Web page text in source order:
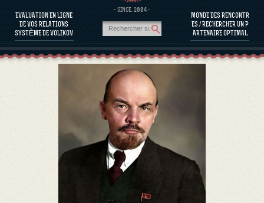
EVALUATION EN LIGNE
DE VOS RELATIONS
SYSTÈME DE VOLIKOV
· SINCE. 2004 ·
MONDE DES RENCONTR
ES / RECHERCHER UN P
ARTENAIRE OPTIMAL
LOGICIEL QU’ON VOUS PROPOSE
EVALUER LA COMPATIBILITÉ DE PARTENAIRES
PRONOSTICS ET ANALYSES